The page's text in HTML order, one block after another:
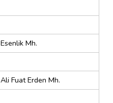
Esenlik Mh.
Ali Fuat Erden Mh.